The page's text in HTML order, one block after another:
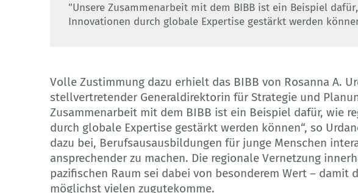
"Unsere Zusammenarbeit mit dem BIBB ist ein Beispiel
Innovationen durch globale Expertise gestärkt werden
Volle Zustimmung dazu erhielt das BIBB von Rosanna A.
stellvertretender Generaldirektorin für Strategie und
Zusammenarbeit mit dem BIBB ist ein Beispiel dafür, wie
durch globale Expertise gestärkt werden können“, so
dazu bei, Berufsausausbildungen für junge Menschen
ansprechender zu machen. Die regionale Vernetzung
pazifischen Raum sei dabei von besonderem Wert – damit
möglichst vielen zugutekomme.